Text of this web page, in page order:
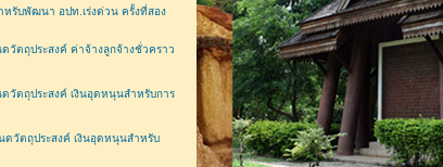
รับพัฒนา อปท.เร่งด่วน ครั้งที่สอง
วัตถุประสงค์ ค่าจ้างลูกจ้างชั่วคราว
วัตถุประสงค์ เงินอุดหนุนสำหรับการ
วัตถุประสงค์ เงินอุดหนุนสำหรับ